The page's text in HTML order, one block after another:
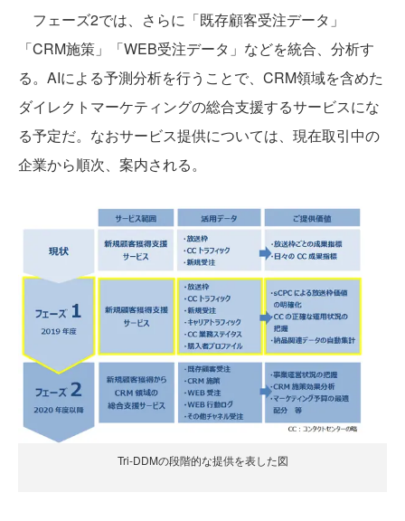
フェーズ2では、さらに「既存顧客受注データ」
「CRM施策」「WEB受注データ」などを統合、分析す
る。AIによる予測分析を行うことで、CRM領域を含めた
ダイレクトマーケティングの総合支援するサービスにな
る予定だ。なおサービス提供については、現在取引中の
企業から順次、案内される。
Tri-DDMの段階的な提供を表した図